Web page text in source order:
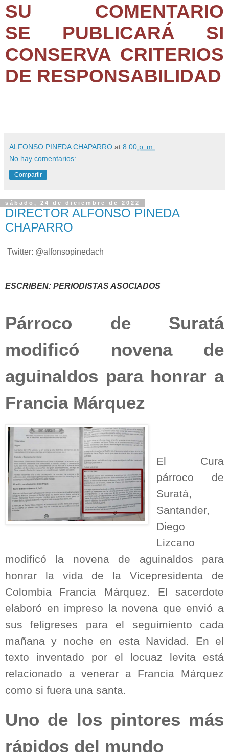
SU COMENTARIO
SE PUBLICARÁ SI
CONSERVA CRITERIOS
DE RESPONSABILIDAD
ALFONSO PINEDA CHAPARRO at 8:00 p. m.
No hay comentarios:
Compartir
sábado, 24 de diciembre de 2022
DIRECTOR ALFONSO PINEDA
CHAPARRO
Twitter: @alfonsopinedach
ESCRIBEN: PERIODISTAS ASOCIADOS
Párroco de Suratá
modificó novena de
aguinaldos para honrar a
Francia Márquez
El Cura
párroco de
Suratá,
Santander,
Diego
Lizcano
modificó la novena de aguinaldos para
honrar la vida de la Vicepresidenta de
Colombia Francia Márquez. El sacerdote
elaboró en impreso la novena que envió a
sus feligreses para el seguimiento cada
mañana y noche en esta Navidad. En el
texto inventado por el locuaz levita está
relacionado a venerar a Francia Márquez
como si fuera una santa.
Uno de los pintores más
rápidos del mundo